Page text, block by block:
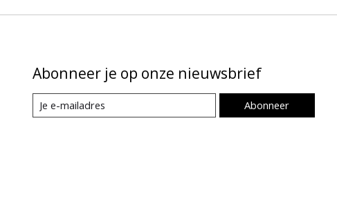
Abonneer je op onze nieuwsbrief
Abonneer